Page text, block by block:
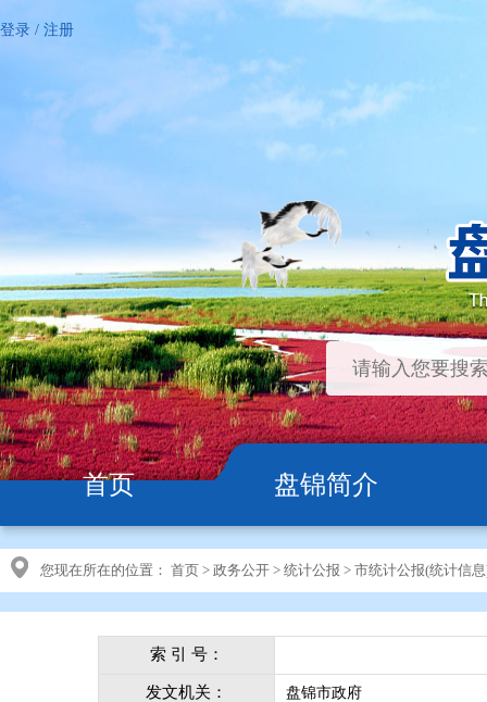
登录 / 注册
首页 盘锦简介
您现在所在的位置： 首页 > 政务公开 > 统计公报 > 市统计公报(统计信
索 引 号：
发文机关： 盘锦市政府